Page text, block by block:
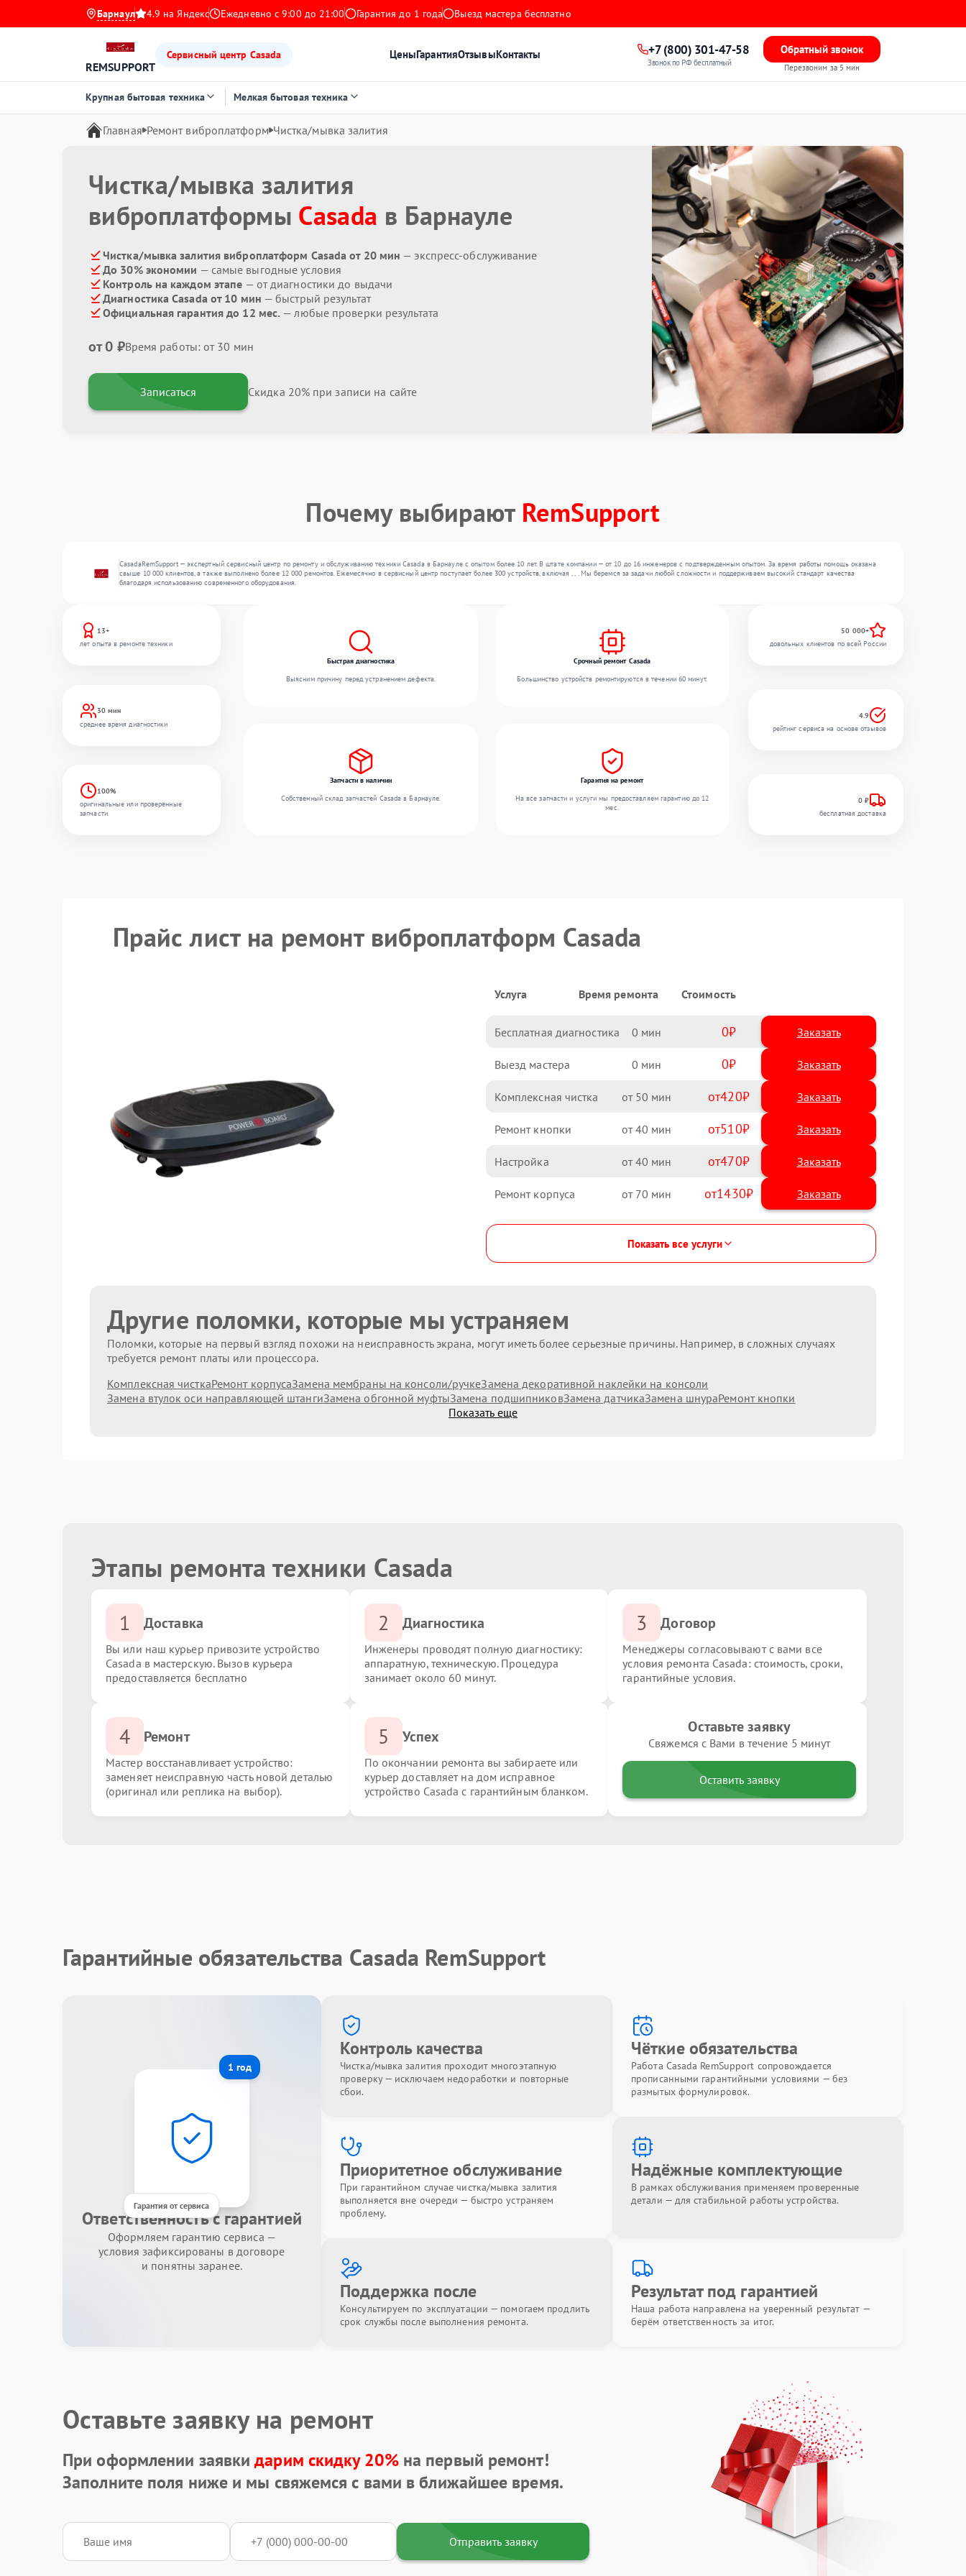
Барнаул 4.9 на Яндекс Ежедневно с 9:00 до 21:00 Гарантия до 1 года Выезд мастера бесплатно
REMSUPPORT
Сервисный центр Casada ЦеныГарантияОтзывыКонтакты +7 (800) 301-47-58
Звонок по РФ бесплатный
Обратный звонок
Перезвоним за 5 мин
Крупная бытовая техника Мелкая бытовая техника
Главная Ремонт виброплатформ Чистка/мывка залития
Чистка/мывка залития
виброплатформы Casada в Барнауле
Чистка/мывка залития виброплатформ Casada от 20 мин — экспресс-обслуживание
До 30% экономии — самые выгодные условия
Контроль на каждом этапе — от диагностики до выдачи
Диагностика Casada от 10 мин — быстрый результат
Официальная гарантия до 12 мес. — любые проверки результата
от 0 ₽Время работы: от 30 мин
Записаться Скидка 20% при записи на сайте
Почему выбирают RemSupport
CasadaRemSupport — экспертный сервисный центр по ремонту и обслуживанию техники Casada в Барнауле с опытом более 10 лет. В штате компании — от 10 до 16 инженеров с подтвержденным опытом. За время работы помощь оказана
свыше 10 000 клиентов, а также выполнено более 12 000 ремонтов. Ежемесячно в сервисный центр поступает более 300 устройств, включая , , . Мы беремся за задачи любой сложности и поддерживаем высокий стандарт качества
благодаря использованию современного оборудования.
13+
лет опыта в ремонте техники
30 мин
среднее время диагностики
100%
оригинальные или проверенные
запчасти
Быстрая диагностика
Выясним причину перед устранением дефекта.
Срочный ремонт Casada
Большинство устройств ремонтируются в течении 60 минут.
Запчасти в наличии
Собственный склад запчастей Casada в Барнауле.
Гарантия на ремонт
На все запчасти и услуги мы предоставляем гарантию до 12
мес.
50 000+
довольных клиентов по всей России
4.9
рейтинг сервиса на основе отзывов
0 ₽
бесплатная доставка
Прайс лист на ремонт виброплатформ Casada
Услуга Время ремонта Стоимость
Бесплатная диагностика 0 0 Заказать
Выезд мастера 0 0 Заказать
Комплексная чистка 50 420
Ремонт кнопки 40 510
Настройка 40 470
Ремонт корпуса 70 1430
Показать все услуги
Другие поломки, которые мы устраняем
Поломки, которые на первый взгляд похожи на неисправность экрана, могут иметь более серьезные причины. Например, в сложных случаях
требуется ремонт платы или процессора.
Комплексная чисткаРемонт корпусаЗамена мембраны на консоли/ручкеЗамена декоративной наклейки на консоли
Замена втулок оси направляющей штангиЗамена обгонной муфтыЗамена подшипниковЗамена датчикаЗамена шнураРемонт кнопки
Показать еще
Этапы ремонта техники Casada
1 Доставка
Вы или наш курьер привозите устройство
Casada в мастерскую. Вызов курьера
предоставляется бесплатно
2 Диагностика
Инженеры проводят полную диагностику:
аппаратную, техническую. Процедура
занимает около 60 минут.
3 Договор
Менеджеры согласовывают с вами все
условия ремонта Casada: стоимость, сроки,
гарантийные условия.
4 Ремонт
Мастер восстанавливает устройство:
заменяет неисправную часть новой деталью
(оригинал или реплика на выбор).
5 Успех
По окончании ремонта вы забираете или
курьер доставляет на дом исправное
устройство Casada с гарантийным бланком.
Оставьте заявку
Свяжемся с Вами в течение 5 минут
Оставить заявку
Гарантийные обязательства Casada RemSupport
1 год
Гарантия от сервиса
Ответственность с гарантией
Оформляем гарантию сервиса —
условия зафиксированы в договоре
и понятны заранее.
Контроль качества
Чистка/мывка залития проходит многоэтапную
проверку — исключаем недоработки и повторные
сбои.
Чёткие обязательства
Работа Casada RemSupport сопровождается
прописанными гарантийными условиями — без
размытых формулировок.
Приоритетное обслуживание
При гарантийном случае чистка/мывка залития
выполняется вне очереди — быстро устраняем
проблему.
Надёжные комплектующие
В рамках обслуживания применяем проверенные
детали — для стабильной работы устройства.
Поддержка после
Консультируем по эксплуатации — помогаем продлить
срок службы после выполнения ремонта.
Результат под гарантией
Наша работа направлена на уверенный результат —
берём ответственность за итог.
Оставьте заявку на ремонт
При оформлении заявкидарим скидку 20%на первый ремонт!
Заполните поля ниже и мы свяжемся с вами в ближайшее время.
Отправить заявку